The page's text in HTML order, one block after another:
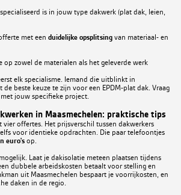
is in jouw type dakwerk (plat dak, leien,
met een duidelijke opsplitsing van materiaal- en
op zowel de materialen als het geleverde werk
elk specialisme. Iemand die uitblinkt in
beste keuze te zijn voor een EPDM-plat dak. Vraag
jouw specifieke project.
in Maasmechelen: praktische tips
vier offertes. Het prijsverschil tussen dakwerkers
voor identieke opdrachten. Die paar telefoontjes
euro's op.
Laat je dakisolatie meteen plaatsen tijdens
dubbele arbeidskosten betaalt voor stelling en
uit Maasmechelen bespaart je voorrijkosten, en
daken in de regio.